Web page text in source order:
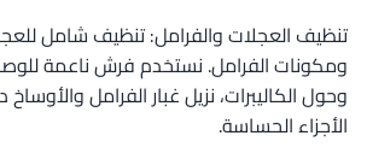
تنظيف العجلات والفرامل: تنظيف شامل
ومكونات الفرامل. نستخدم فرش ناعمة
وحول الكاليبرات، نزيل غبار الفرامل
الأجزاء الحساسة.